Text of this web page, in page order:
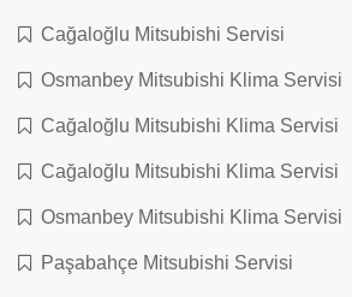
Cağaloğlu Mitsubishi Servisi
Osmanbey Mitsubishi Klima Servisi
Cağaloğlu Mitsubishi Klima Servisi
Cağaloğlu Mitsubishi Klima Servisi
Osmanbey Mitsubishi Klima Servisi
Paşabahçe Mitsubishi Servisi